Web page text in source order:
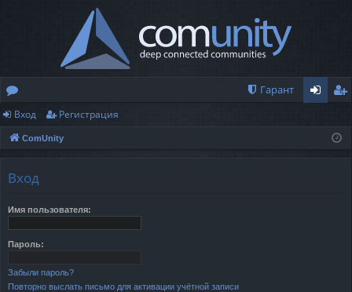
о
ру
Гарант
ис
Вход Регистрация
ComUnity
Вход
Имя пользователя:
Пароль:
Забыли пароль?
Повторно выслать письмо для активации учётной записи